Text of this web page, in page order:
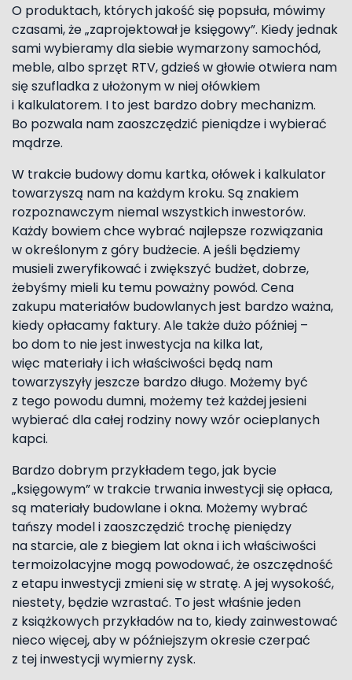
O produktach, których jakość się popsuła, mówimy
czasami, że „zaprojektował je księgowy”. Kiedy jednak
sami wybieramy dla siebie wymarzony samochód,
meble, albo sprzęt RTV, gdzieś w głowie otwiera nam
się szufladka z ułożonym w niej ołówkiem
i kalkulatorem. I to jest bardzo dobry mechanizm.
Bo pozwala nam zaoszczędzić pieniądze i wybierać
mądrze.
W trakcie budowy domu kartka, ołówek i kalkulator
towarzyszą nam na każdym kroku. Są znakiem
rozpoznawczym niemal wszystkich inwestorów.
Każdy bowiem chce wybrać najlepsze rozwiązania
w określonym z góry budżecie. A jeśli będziemy
musieli zweryfikować i zwiększyć budżet, dobrze,
żebyśmy mieli ku temu poważny powód. Cena
zakupu materiałów budowlanych jest bardzo ważna,
kiedy opłacamy faktury. Ale także dużo później –
bo dom to nie jest inwestycja na kilka lat,
więc materiały i ich właściwości będą nam
towarzyszyły jeszcze bardzo długo. Możemy być
z tego powodu dumni, możemy też każdej jesieni
wybierać dla całej rodziny nowy wzór ocieplanych
kapci.
Bardzo dobrym przykładem tego, jak bycie
„księgowym” w trakcie trwania inwestycji się opłaca,
są materiały budowlane i okna. Możemy wybrać
tańszy model i zaoszczędzić trochę pieniędzy
na starcie, ale z biegiem lat okna i ich właściwości
termoizolacyjne mogą powodować, że oszczędność
z etapu inwestycji zmieni się w stratę. A jej wysokość,
niestety, będzie wzrastać. To jest właśnie jeden
z książkowych przykładów na to, kiedy zainwestować
nieco więcej, aby w późniejszym okresie czerpać
z tej inwestycji wymierny zysk.